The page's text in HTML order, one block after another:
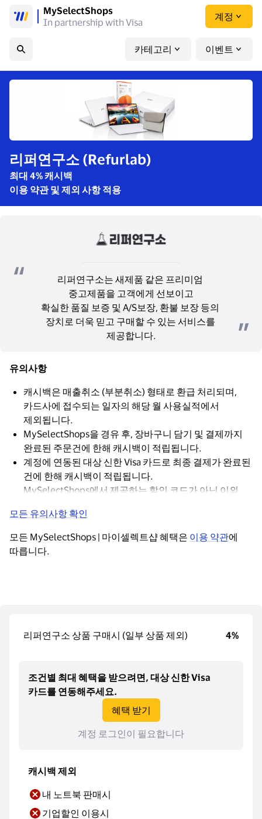
MySelectShops
In partnership with Visa
계정
카테고리 이벤트
리퍼연구소 (Refurlab)
최대 4% 캐시백
이용 약관 및 제외 사항 적용
리퍼연구소는 새제품 같은 프리미엄
중고제품을 고객에게 선보이고
확실한 품질 보증 및 A/S보장, 환불 보장 등의
장치로 더욱 믿고 구매할 수 있는 서비스를
제공합니다.
유의사항
캐시백은 매출취소 (부분취소) 형태로 환급 처리되며,
카드사에 접수되는 일자의 해당 월 사용실적에서
제외됩니다.
MySelectShops을 경유 후, 장바구니 담기 및 결제까지
완료된 주문건에 한해 캐시백이 적립됩니다.
계정에 연동된 대상 신한 Visa 카드로 최종 결제가 완료된
건에 한해 캐시백이 적립됩니다.
MySelectShops에서 제공하는 할인 코드가 아닌 이외
모든 유의사항 확인
모든 MySelectShops | 마이셀렉트샵 혜택은 이용 약관에
따릅니다.
4%
리퍼연구소 상품 구매시 (일부 상품 제외)
조건별 최대 혜택을 받으려면, 대상 신한 Visa
카드를 연동해주세요.
혜택 받기
계정 로그인이 필요합니다
캐시백 제외
내 노트북 판매시
기업할인 이용시